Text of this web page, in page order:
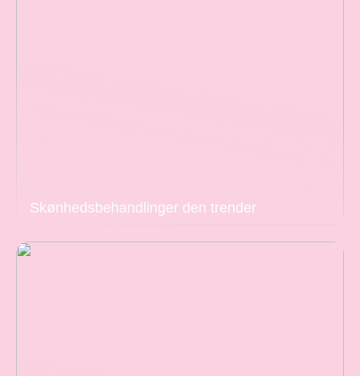
Skønhedsbehandlinger den trender